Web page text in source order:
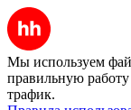
Мы используем
правильную работу
трафик.